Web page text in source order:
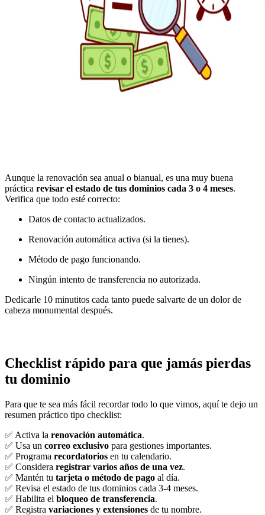
Aunque la renovación sea anual o bianual, es una muy buena
práctica revisar el estado de tus dominios cada 3 o 4 meses.
Verifica que todo esté correcto:
Datos de contacto actualizados.
Renovación automática activa (si la tienes).
Método de pago funcionando.
Ningún intento de transferencia no autorizada.
Dedicarle 10 minutitos cada tanto puede salvarte de un dolor de
cabeza monumental después.
Checklist rápido para que jamás pierdas
tu dominio
Para que te sea más fácil recordar todo lo que vimos, aquí te dejo un
resumen práctico tipo checklist:
✅ Activa la renovación automática.
✅ Usa un correo exclusivo para gestiones importantes.
✅ Programa recordatorios en tu calendario.
✅ Considera registrar varios años de una vez.
✅ Mantén tu tarjeta o método de pago al día.
✅ Revisa el estado de tus dominios cada 3-4 meses.
✅ Habilita el bloqueo de transferencia.
✅ Registra variaciones y extensiones de tu nombre.